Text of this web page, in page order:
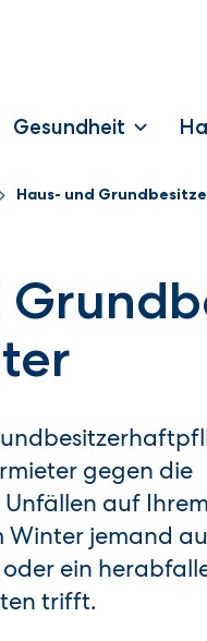
Gesundheit
Haus- und
gegen die
auf
Winter jemand
ein
trifft.